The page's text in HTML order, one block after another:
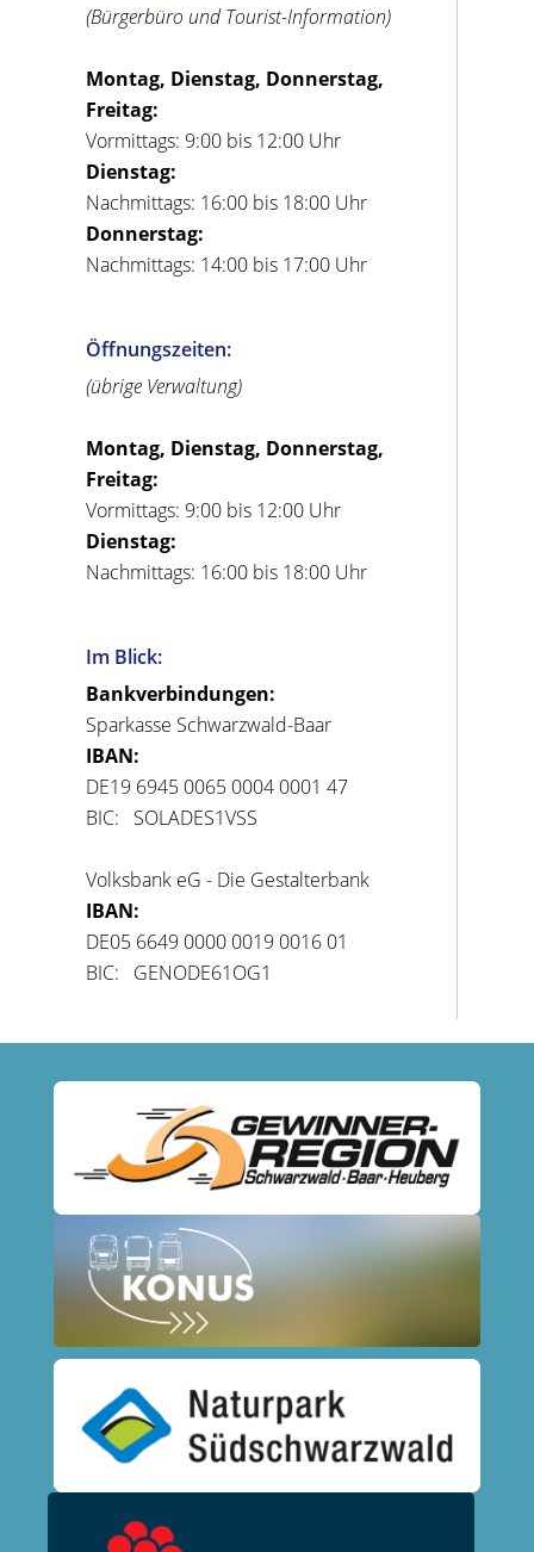
(Bürgerbüro und Tourist-Information)
Montag, Dienstag, Donnerstag,
Freitag:
Vormittags: 9:00 bis 12:00 Uhr
Dienstag:
Nachmittags: 16:00 bis 18:00 Uhr
Donnerstag:
Nachmittags: 14:00 bis 17:00 Uhr
Öffnungszeiten:
(übrige Verwaltung)
Montag, Dienstag, Donnerstag,
Freitag:
Vormittags: 9:00 bis 12:00 Uhr
Dienstag:
Nachmittags: 16:00 bis 18:00 Uhr
Im Blick:
Bankverbindungen:
Sparkasse Schwarzwald-Baar
IBAN:
DE19 6945 0065 0004 0001 47
BIC: SOLADES1VSS
Volksbank eG - Die Gestalterbank
IBAN:
DE05 6649 0000 0019 0016 01
BIC: GENODE61OG1